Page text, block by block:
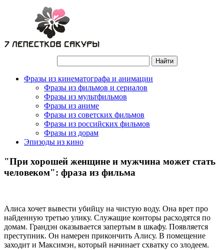
Фразы из кинематографа и анимации
Фразы из фильмов и сериалов
Фразы из мультфильмов
Фразы из аниме
Фразы из советских фильмов
Фразы из российских фильмов
Фразы из дорам
Эпизоды из кино
"При хорошей женщине и мужчина может стать
человеком": фраза из фильма
Алиса хочет вывести убийцу на чистую воду. Она врет про
найденную третью улику. Служащие конторы расходятся по
домам. Грандэн оказывается запертым в шкафу. Появляется
преступник. Он намерен прикончить Алису. В помещение
заходит и Максимэн, который начинает схватку со злодеем.